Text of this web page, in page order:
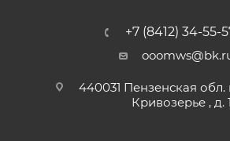
+7 (8412) 34-55-
440031 Пензенская обл.
Кривозерье , д.